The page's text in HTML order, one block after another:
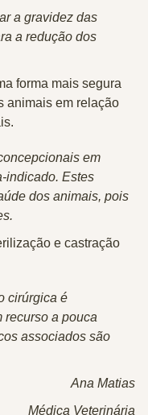
a gravidez das
a redução dos
forma mais segura
animais em relação
em
indicado. Estes
dos animais, pois
e castração
cirúrgica é
recurso a pouca
associados são
Ana Matias
Médica Veterinária